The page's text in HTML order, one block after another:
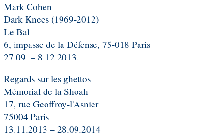
Mark Cohen
Dark Knees (1969-2012)
Le Bal
6, impasse de la Défense, 75-018 Paris
27.09. – 8.12.2013.
Regards sur les ghettos
Mémorial de la Shoah
17, rue Geoffroy-l'Asnier
75004 Paris
13.11.2013 – 28.09.2014